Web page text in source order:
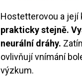
Hostetterovou a její
prakticky stejně.
neurální dráhy.
ovlivňují vnímání
výzkum.